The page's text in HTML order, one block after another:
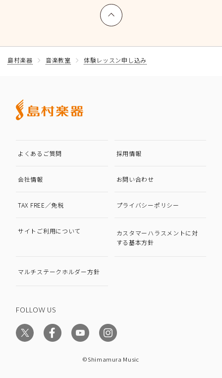
上へ戻る
島村楽器 音楽教室 体験レッスン申し込み
よくあるご質問 採用情報
会社情報 お問い合わせ
TAX FREE／免税 プライバシーポリシー
サイトご利用について
カスタマーハラスメントに対
する基本方針
マルチステークホルダー方針
FOLLOW US
©Shimamura Music